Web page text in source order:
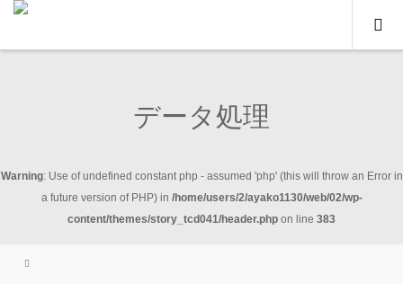
データ処理
Warning: Use of undefined constant php - assumed 'php' (this will throw an Error in
a future version of PHP) in /home/users/2/ayako1130/web/02/wp-
content/themes/story_tcd041/header.php on line 383